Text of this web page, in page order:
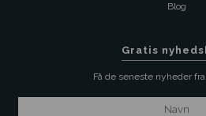
Blog
Gratis
Få de seneste nyheder